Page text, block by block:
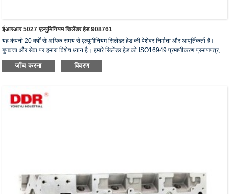
ईआरआर 5027 एल्युमिनियम सिलेंडर हेड 908761
यह कंपनी 20 वर्षों से अधिक समय से एल्युमीनियम सिलेंडर हेड की पेशेवर निर्माता और आपूर्तिकर्ता है।
गुणवत्ता और सेवा पर हमारा विशेष ध्यान है। हमारे सिलेंडर हेड को ISO16949 प्रमाणीकरण प्रमाणपत्र,
"उच्च सीलिंग सिलेंडर हेड", "सिलेंडर हेड का लंबा जीवन" और अन्य 5 उपयोगी मॉडल पेटेंट प्राप्त हैं।
जाँच करना विवरण